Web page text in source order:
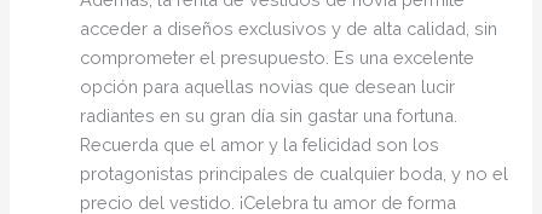
acceder a diseños exclusivos y de alta calidad, sin
comprometer el presupuesto. Es una excelente
opción para aquellas novias que desean lucir
radiantes en su gran día sin gastar una fortuna.
Recuerda que el amor y la felicidad son los
protagonistas principales de cualquier boda, y no el
precio del vestido. ¡Celebra tu amor de forma